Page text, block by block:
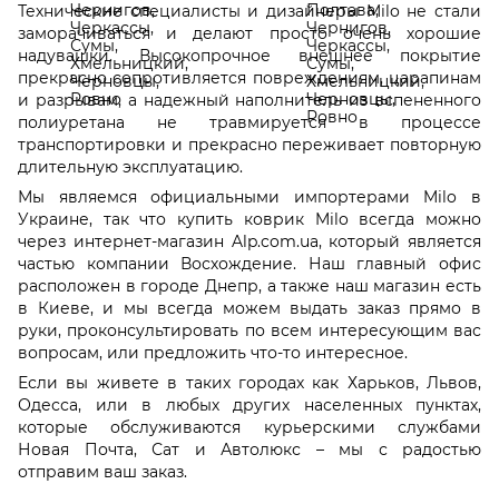
Технические специалисты и дизайнеры Milo не стали
заморачиваться и делают просто очень хорошие
надувашки. Высокопрочное внешнее покрытие
прекрасно сопротивляется повреждениям, царапинам
и разрывам, а надежный наполнитель из вспененного
полиуретана не травмируется в процессе
транспортировки и прекрасно переживает повторную
длительную эксплуатацию.
Мы являемся официальными импортерами Milo в
Украине, так что купить коврик Milo всегда можно
через интернет-магазин Alp.com.ua, который является
частью компании Восхождение. Наш главный офис
расположен в городе Днепр, а также наш магазин есть
в Киеве, и мы всегда можем выдать заказ прямо в
руки, проконсультировать по всем интересующим вас
вопросам, или предложить что-то интересное.
Если вы живете в таких городах как Харьков, Львов,
Одесса, или в любых других населенных пунктах,
которые обслуживаются курьерскими службами
Новая Почта, Сат и Автолюкс – мы с радостью
отправим ваш заказ.